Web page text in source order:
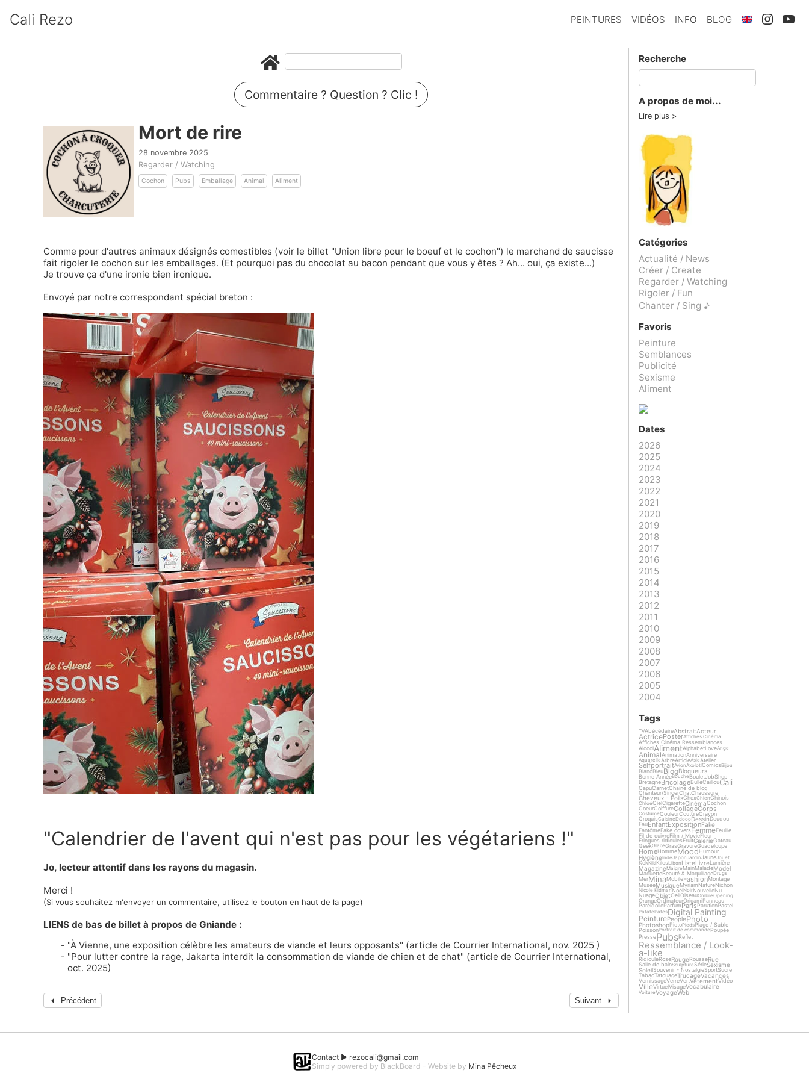
Cali Rezo PEINTURES VIDÉOS INFO BLOG
Commentaire ? Question ? Clic !
Mort de rire
28 novembre 2025
Regarder / Watching
Cochon Pubs Emballage Animal Aliment
Comme pour d'autres animaux désignés comestibles (voir le billet "Union libre pour le boeuf et le cochon") le marchand de saucisse
fait rigoler le cochon sur les emballages. (Et pourquoi pas du chocolat au bacon pendant que vous y êtes ? Ah... oui, ça existe...)
Je trouve ça d'une ironie bien ironique.
Envoyé par notre correspondant spécial breton :
"Calendrier de l'avent qui n'est pas pour les végétariens !"
Jo, lecteur attentif dans les rayons du magasin.
Merci !
(Si vous souhaitez m'envoyer un commentaire, utilisez le bouton en haut de la page)
LIENS de bas de billet à propos de Gniande :
"À Vienne, une exposition célèbre les amateurs de viande et leurs opposants" (article de Courrier International, nov. 2025 )
"Pour lutter contre la rage, Jakarta interdit la consommation de viande de chien et de chat" (article de Courrier International,
oct. 2025)
Précédent Suivant
Recherche
A propos de moi...
Lire plus
Catégories
Actualité / News
Créer / Create
Regarder / Watching
Rigoler / Fun
Chanter / Sing ♪
Favoris
Peinture
Semblances
Publicité
Sexisme
Aliment
Dates
2026
2025
2024
2023
2022
2021
2020
2019
2018
2017
2016
2015
2014
2013
2012
2011
2010
2009
2008
2007
2006
2005
2004
Tags
TVAbécédaireAbstraitActeur
ActricePosterAffiches Cinéma
Affiches Cinéma Ressemblances
AlcoolAlimentAlphabetLoveAnge
AnimalAnimationAnniversaire
AquarelleArbreArticleAsieAtelier
SelfportraitAvionAxolotlComicsBijou
BlancBleuBlogBlogueurs
Bonne AnnéeBoucheBouletJobShop
BretagneBricolageBulleCaillouCali
CapuCarnetChaine de blog
Chanteur/SingerChatChaussure
Cheveux - PoilsChexChienChinois
ChloéCielCigaretteCinémaCochon
CoeurCoiffureCollageCorps
CostumeCouleurCoutureCrayon
CroquisCuisineDdoooDessinDoudou
EauEnfantExpositionFake
FantômeFake coversFemmeFeuille
Fil de cuivreFilm / MovieFleur
Fringues ridiculesFruitGalerieGateau
GeekGlaceGrasGravureGuadeloupe
HomeHommeMoodHumour
HygièneInde Japon JardinJaune Jouet
KekKikiKilosLibon ListeLivreLumière
MagazineMaigre MainMaladeModel
MaquetteBeauté & MaquillageDrugs
MerMinaMobileFashionMontage
MuséeMusiqueMyriamNatureNichon
Nicole KidmanNoëlNoirNouvelleNu
NuageObjetOeilOiseauOmbreOpening
OrangeOrdinateurOrigamiPanneau
ParéidolieParfumParisParutionPastel
PatatePatesDigital Painting
PeinturePeoplePhoto
PhotoshopPictoPiedsPlage / Sable
PoissonPortrait de commande Poupée
PressePubsReflet
Ressemblance / Look-
a-like
RidiculeRoseRougeRousseRue
Salle de bainSculptureSérieSexisme
SoleilSouvenir - NostalgieSportSucre
TabacTatouageTrucageVacances
VernissageVerreVertVêtementVidéo
VilleVirtuelVisageVocabulaire
VoitureVoyageWeb
Contact ► rezocali@gmail.com
Simply powered by BlackBoard - Website by Mina Pêcheux